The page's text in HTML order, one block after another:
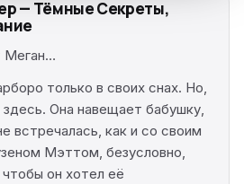
— Тёмные Секреты,
Меган…
только в своих снах. Но,
Она навещает бабушку,
встречалась, как и со своим
Мэттом, безусловно,
он хотел её